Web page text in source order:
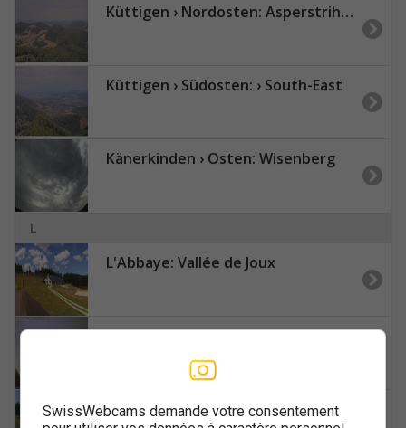
Küttigen › Nordosten: Asperstrihe Grillplatz
Küttigen › Südosten: › South-East
Känerkinden › Osten: Wisenberg
L
L'Abbaye: Vallée de Joux
La Baroche › Westen
La Chaux-de-Fonds: Le Maillard
SwissWebcams demande votre consentement